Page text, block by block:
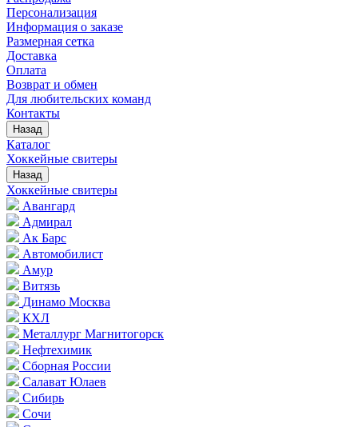
Персонализация
Информация о заказе
Размерная сетка
Доставка
Оплата
Возврат и обмен
Для любительских команд
Контакты
Назад
Каталог
Хоккейные свитеры
Назад
Хоккейные свитеры
Авангард
Адмирал
Ак Барс
Автомобилист
Амур
Витязь
Динамо Москва
КХЛ
Металлург Магнитогорск
Нефтехимик
Сборная России
Салават Юлаев
Сибирь
Сочи